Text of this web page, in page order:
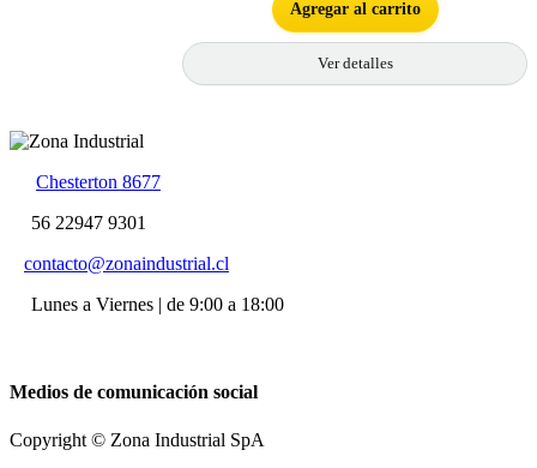
Agregar al carrito
Ver detalles
Chesterton 8677
56 22947 9301
contacto@zonaindustrial.cl
Lunes a Viernes | de 9:00 a 18:00
Medios de comunicación social
Copyright © Zona Industrial SpA